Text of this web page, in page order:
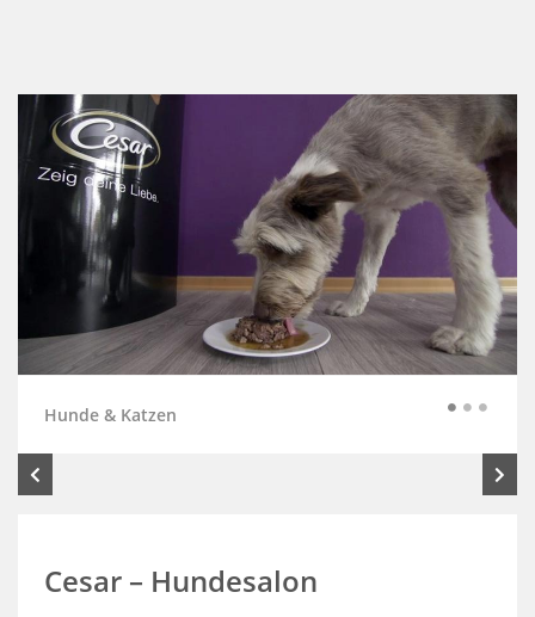
Hunde & Katzen
Cesar – Hundesalon